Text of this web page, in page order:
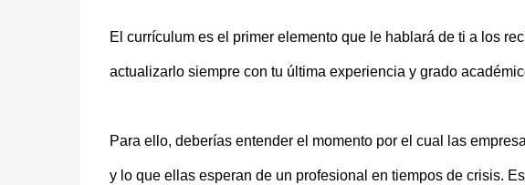
El currículum es el primer elemento que le hablará de ti a los
actualizarlo siempre con tu última experiencia y grado
Para ello, deberías entender el momento por el cual las
y lo que ellas esperan de un profesional en tiempos de crisis.